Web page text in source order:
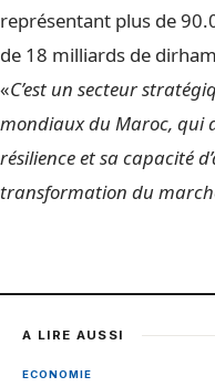
représentant plus de
de 18 milliards de
«C’est un secteur
mondiaux du Maroc, qui
résilience et sa capacité
transformation du
A LIRE AUSSI
ECONOMIE